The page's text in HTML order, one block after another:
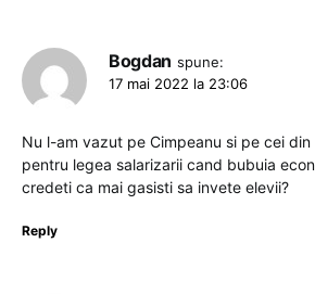
Bogdan spune:
17 mai 2022 la 23:06
Nu l-am vazut pe Cimpeanu si pe cei
pentru legea salarizarii cand bubuia
credeti ca mai gasisti sa invete elevii?
Reply